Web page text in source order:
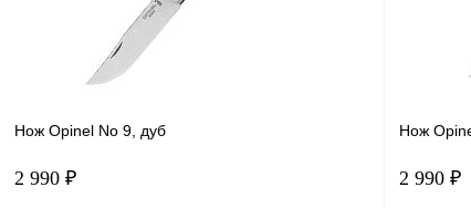
Нож Opinel No 9, дуб
2 990 ₽
Нож
2 990 ₽